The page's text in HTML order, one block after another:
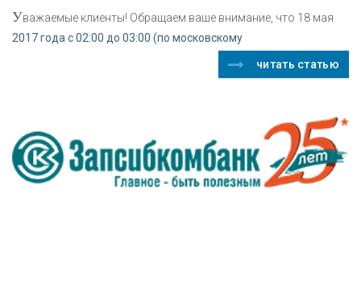
Уважаемые клиенты! Обращаем ваше внимание, что 18 мая
2017 года с 02:00 до 03:00 (по московскому
читать статью